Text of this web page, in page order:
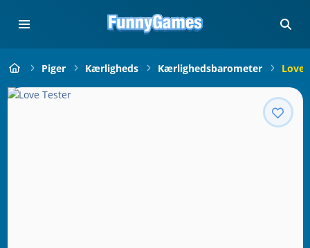
Piger Kærligheds Kærlighedsbarometer Love